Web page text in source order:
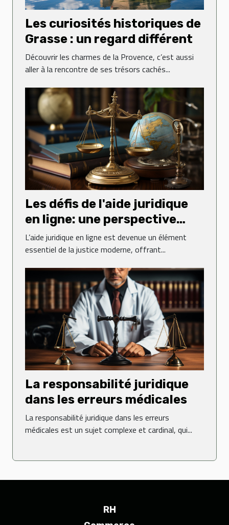
Les curiosités historiques de
Grasse : un regard différent
Découvrir les charmes de la Provence, c’est aussi
aller à la rencontre de ses trésors cachés...
Les défis de l'aide juridique
en ligne: une perspective
globale
L’aide juridique en ligne est devenue un élément
essentiel de la justice moderne, offrant...
La responsabilité juridique
dans les erreurs médicales
La responsabilité juridique dans les erreurs
médicales est un sujet complexe et cardinal, qui...
RH